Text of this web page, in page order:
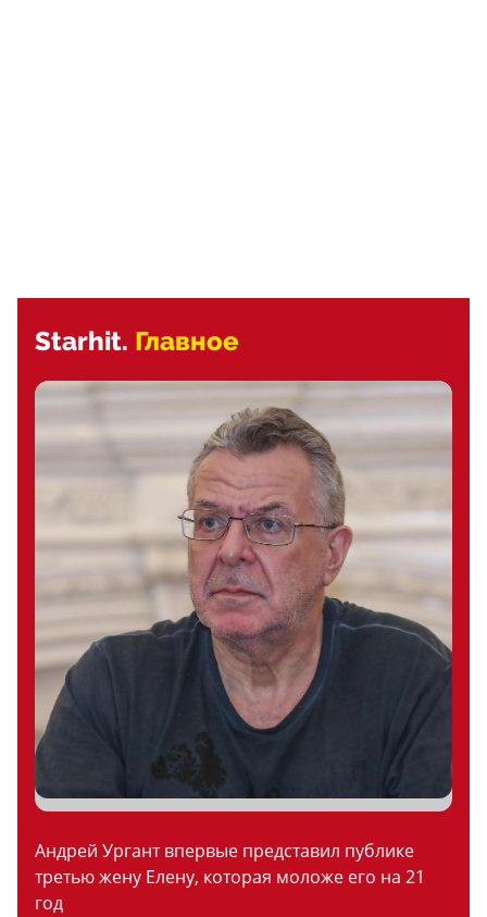
Starhit. Главное
Андрей Ургант впервые представил публике
третью жену Елену, которая моложе его на 21
год